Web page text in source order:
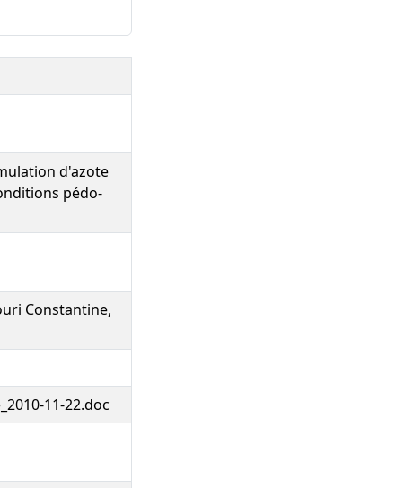
d'azote
pédo-
Constantine,
11-22.doc